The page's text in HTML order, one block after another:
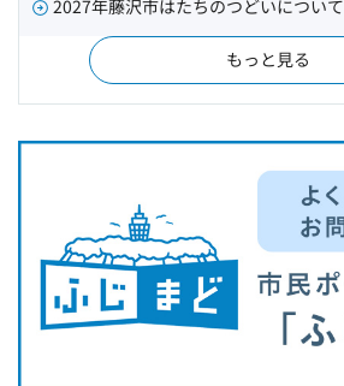
2027年藤沢市はたちのつどいについて
もっと見る